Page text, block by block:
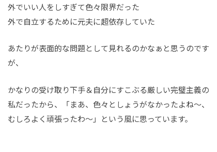
外でいい人をしすぎて色々限界だった
外で自立するために元夫に超依存していた
あたりが表面的な問題として見れるのかなぁと思うのです
が、
かなりの受け取り下手＆自分にすこぶる厳しい完璧主義の
私だったから、「まあ、色々としょうがなかったよね～、
むしろよく頑張ったわ～」という風に思っています。